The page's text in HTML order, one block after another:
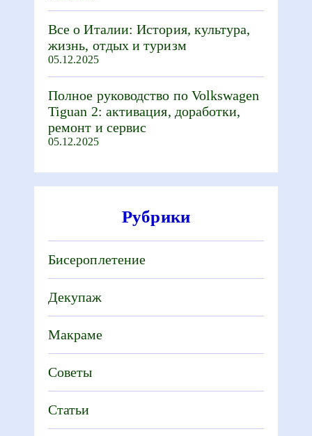
Все о Италии: История, культура,
жизнь, отдых и туризм
05.12.2025
Полное руководство по Volkswagen
Tiguan 2: активация, доработки,
ремонт и сервис
05.12.2025
Рубрики
Бисероплетение
Декупаж
Макраме
Советы
Статьи